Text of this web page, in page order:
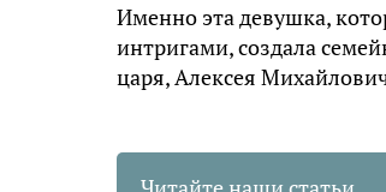
Именно эта девушка,
интригами, создала
царя, Алексея